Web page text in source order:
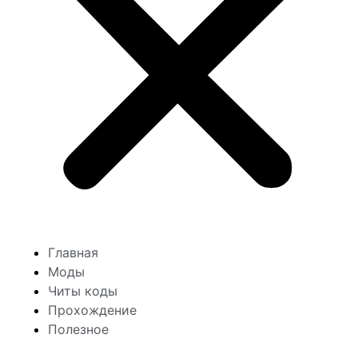
Главная
Моды
Читы коды
Прохождение
Полезное